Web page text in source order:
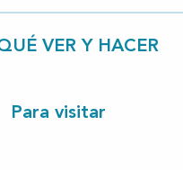
VER Y HACER
Para visitar
40170 Lit-et-Mixe